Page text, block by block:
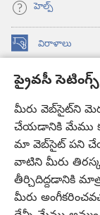
ప్రైవసీ సెటింగ్స్
మీరు వెబ్‌సైట్‌ని
చేయడానికి మేము
మా వెబ్‌సైట్‌ పని
వాటిని మీరు
తీర్చిదిద్దడానికి
మీరు
హెల్ప్‌
విరాళాలు
(కొత్త
ఓపెన్‌ కావలికోట ఆన్‌లైన్‌
(కొత్త
విండో
ఓపెన్‌
అవుతుంది)
JW Hub
(కొత్త
విండో
ఓపెన్‌
అవుతుంది)
JW లైబ్రరీ
కావలికోట లైబ్రరీ